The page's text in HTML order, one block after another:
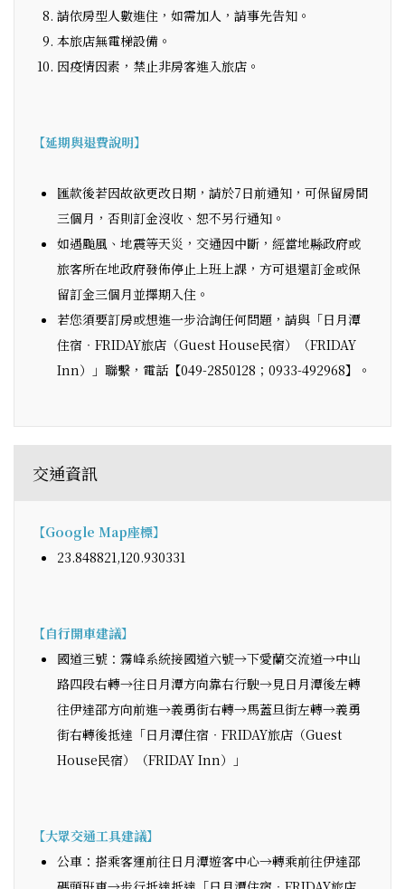
請依房型人數進住，如需加人，請事先告知。
本旅店無電梯設備。
因疫情因素，禁止非房客進入旅店。
【延期與退費說明】
匯款後若因故欲更改日期，請於7日前通知，可保留房間
三個月，否則訂金沒收、恕不另行通知。
如遇颱風、地震等天災，交通因中斷，經當地縣政府或
旅客所在地政府發佈停止上班上課，方可退還訂金或保
留訂金三個月並擇期入住。
若您須要訂房或想進一步洽詢任何問題，請與「日月潭
住宿‧FRIDAY旅店（Guest House民宿）（FRIDAY
Inn）」聯繫，電話【049-2850128；0933-492968】。
交通資訊
【Google Map座標】
23.848821,120.930331
【自行開車建議】
國道三號：霧峰系統接國道六號→下愛蘭交流道→中山
路四段右轉→往日月潭方向靠右行駛→見日月潭後左轉
往伊達邵方向前進→義勇街右轉→馬蓋旦街左轉→義勇
街右轉後抵達「日月潭住宿‧FRIDAY旅店（Guest
House民宿）（FRIDAY Inn）」
【大眾交通工具建議】
公車：搭乘客運前往日月潭遊客中心→轉乘前往伊達邵